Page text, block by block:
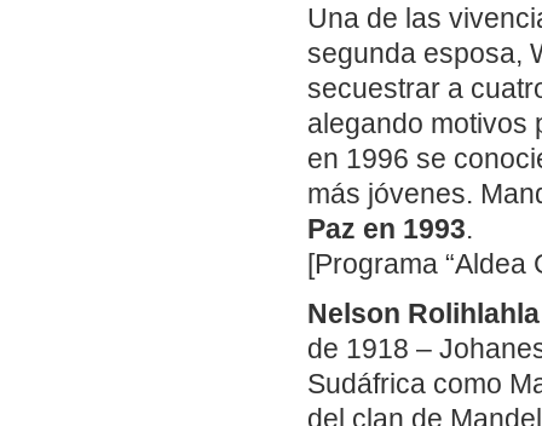
Una de las
segunda esposa,
secuestrar a
alegando motivos
en 1996 se
más jóvenes.
Paz en 1993.
[Programa “Aldea
Nelson
de 1918 –
Sudáfrica como
del clan de